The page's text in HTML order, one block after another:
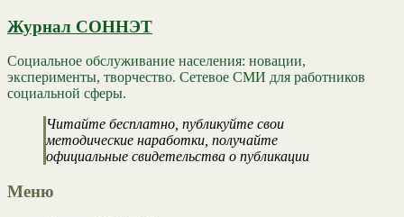
Журнал СОННЭТ
Социальное обслуживание населения: новации,
эксперименты, творчество. Сетевое СМИ для работников
социальной сферы.
Читайте бесплатно, публикуйте свои
методические наработки, получайте
официальные свидетельства о публикации
Меню